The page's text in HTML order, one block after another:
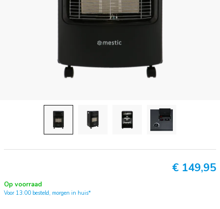
€ 149,95
Op voorraad
Voor 13:00 besteld, morgen in huis*